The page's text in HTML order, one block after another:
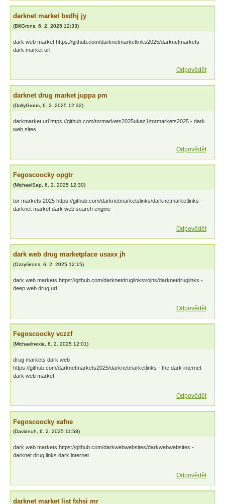
darknet market bxdhj jy
(BillGrons 6. 2. 2025 12:33)
dark web market https://github.com/darknetmarketlinks2025/darknetmarkets -
dark market url
Odpovědět
darknet drug market juppa pm
(DollyGrons 6. 2. 2025 12:32)
darkmarket url https://github.com/tormarkets2025ukaz1/tormarkets2025 - dark
web sites
Odpovědět
Fegoscoocky opgtr
(MichaelSap 6. 2. 2025 12:30)
tor markets 2025 https://github.com/darknetmarketslinks/darknetmarketlinks -
darknet market dark web search engine
Odpovědět
dark web drug marketplace usaxx jh
(OzzyGrons 6. 2. 2025 12:15)
dark web markets https://github.com/darknetdruglinksvojns/darknetdruglinks -
deep web drug url
Odpovědět
Fegoscoocky vczzf
(Michaelnexia 6. 2. 2025 12:01)
drug markets dark web
https://github.com/darknetmarkets2025/darknetmarketlinks - the dark internet
dark web market
Odpovědět
Fegoscoocky xafne
(Davidnuh 6. 2. 2025 11:58)
dark web markets https://github.com/darkwebwebsites/darkwebwebsites -
darknet drug links dark internet
Odpovědět
darknet market list fxhsi mr